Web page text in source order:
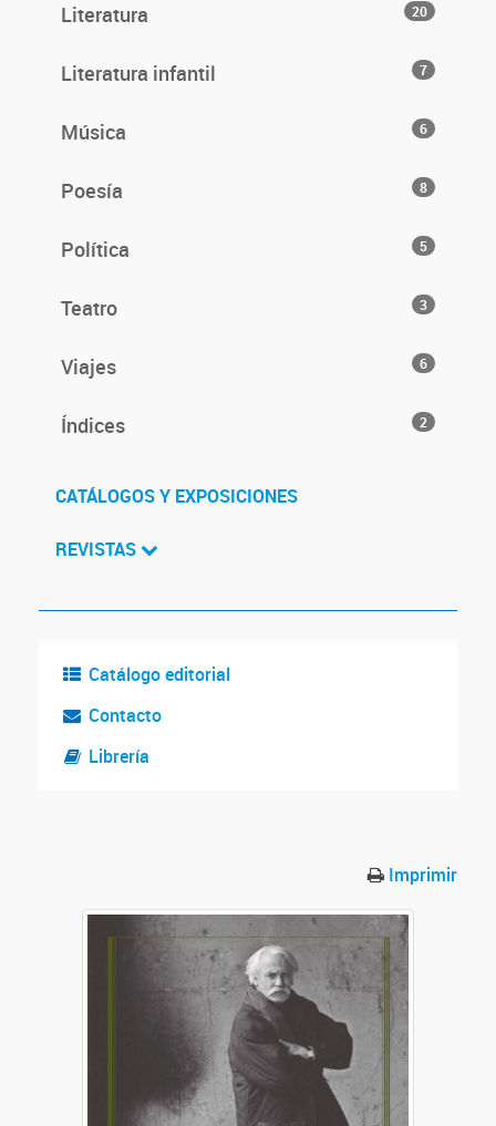
Literatura 20
Literatura infantil 7
Música 6
Poesía 8
Política 5
Teatro 3
Viajes 6
Índices 2
CATÁLOGOS Y EXPOSICIONES
REVISTAS
Catálogo editorial
Contacto
Librería
Imprimir